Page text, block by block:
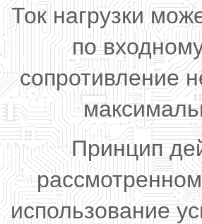
Ток нагрузки
по
сопротивление
Принцип
использование